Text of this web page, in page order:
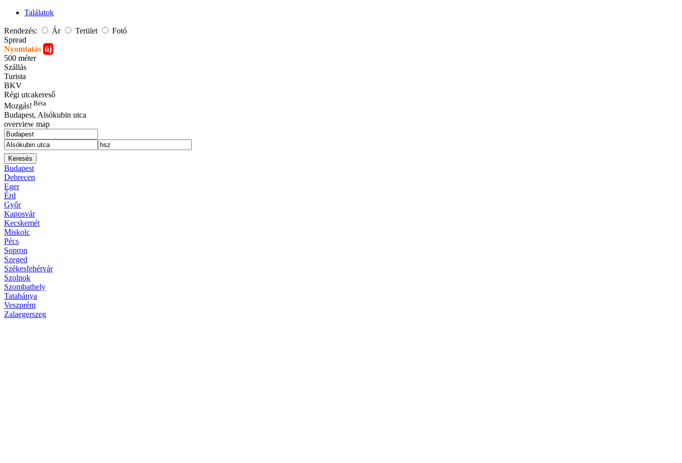
Találatok
Rendezés: Ár Terület
Fotó
Spread
Nyomtatás új
500 méter
Szállás
Turista
BKV
Régi utcakereső
Mozgás! Béta
Budapest, Alsókubin utca
overview map
Keresés
Budapest
Debrecen
Eger
Érd
Győr
Kaposvár
Kecskemét
Miskolc
Pécs
Sopron
Szeged
Székesfehérvár
Szolnok
Szombathely
Tatabánya
Veszprém
Zalaegerszeg